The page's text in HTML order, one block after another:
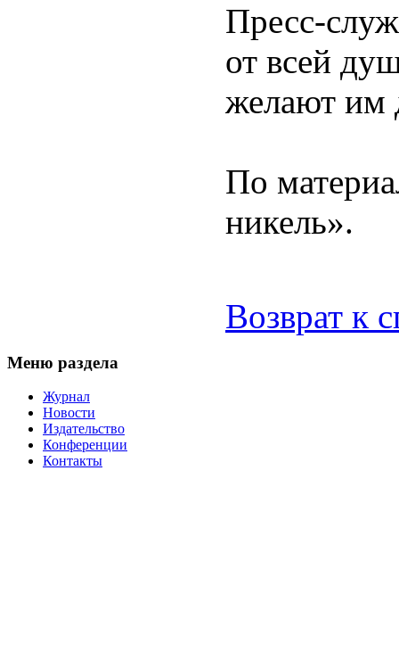
Пресс-
от всей
желают им
По
никель».
Возврат к
Меню раздела
Журнал
Новости
Издательство
Конференции
Контакты